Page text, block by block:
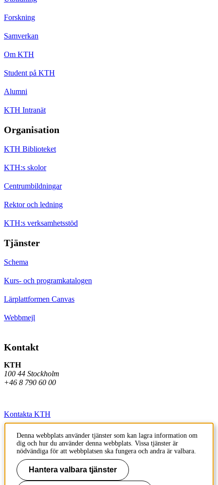
Forskning
Samverkan
Om KTH
Student på KTH
Alumni
KTH Intranät
Organisation
KTH Biblioteket
KTH:s skolor
Centrumbildningar
Rektor och ledning
KTH:s verksamhetsstöd
Tjänster
Schema
Kurs- och programkatalogen
Lärplattformen Canvas
Webbmejl
Kontakt
KTH
100 44 Stockholm
+46 8 790 60 00
Kontakta KTH
Jobba på KTH
Press och media
Faktura och betalning KTH
Denna webbplats använder tjänster som kan lagra information om
dig och hur du använder denna webbplats. Vissa tjänster är
nödvändiga för att webbplatsen ska fungera och andra är valbara.
Hantera valbara tjänster